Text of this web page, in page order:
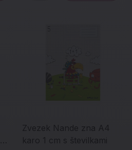
Zvezek Nande zna A4
karo 1 cm s številkami